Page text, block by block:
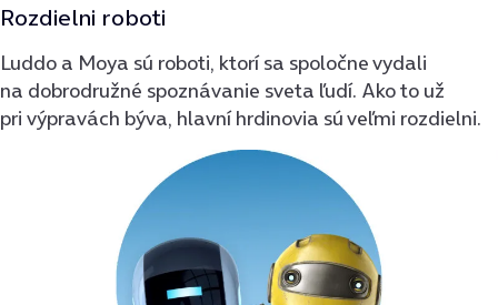
Rozdielni roboti
Luddo a Moya sú roboti, ktorí sa spoločne vydali
na dobrodružné spoznávanie sveta ľudí. Ako to už
pri výpravách býva, hlavní hrdinovia sú veľmi rozdielni.